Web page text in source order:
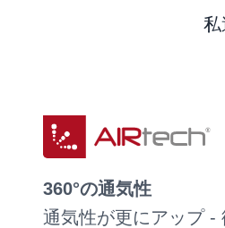
360°の通気性
通気性が更にアップ -